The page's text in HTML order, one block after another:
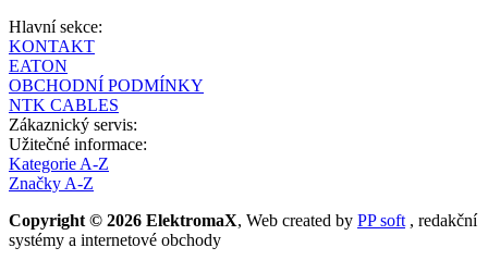
Hlavní sekce:
KONTAKT
EATON
OBCHODNÍ PODMÍNKY
NTK CABLES
Zákaznický servis:
Užitečné informace:
Kategorie A-Z
Značky A-Z
Copyright © 2026 ElektromaX, Web created by PP soft , redakční
systémy a internetové obchody